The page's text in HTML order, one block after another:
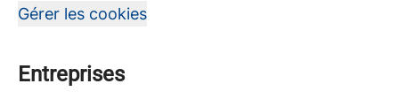
Gérer les cookies
Entreprises